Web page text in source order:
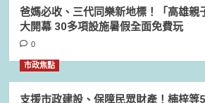
爸媽必收、三代同樂新地標！「高雄親
大開幕 30多項設施暑假全面免費玩
0
市政焦點
支援市政建設、保障民眾財產！楠梓等